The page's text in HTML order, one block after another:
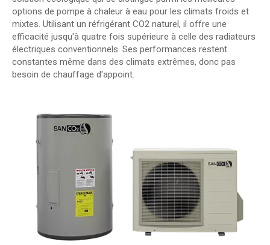
options de pompe à chaleur à eau pour les climats froids et
mixtes. Utilisant un réfrigérant CO2 naturel, il offre une
efficacité jusqu'à quatre fois supérieure à celle des radiateurs
électriques conventionnels. Ses performances restent
constantes même dans des climats extrêmes, donc pas
besoin de chauffage d'appoint.